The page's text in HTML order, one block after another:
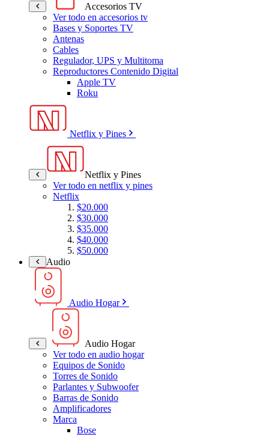
Accesorios TV
Ver todo en accesorios tv
Bases y Soportes TV
Antenas
Cables
Regulador, UPS y Multitoma
Reproductores Contenido Digital
Apple TV
Roku
Netflix y Pines
Netflix y Pines
Ver todo en netflix y pines
Netflix
$20.000
$30.000
$35.000
$40.000
$50.000
Audio
Audio Hogar
Audio Hogar
Ver todo en audio hogar
Equipos de Sonido
Torres de Sonido
Parlantes y Subwoofer
Barras de Sonido
Amplificadores
Marca
Bose